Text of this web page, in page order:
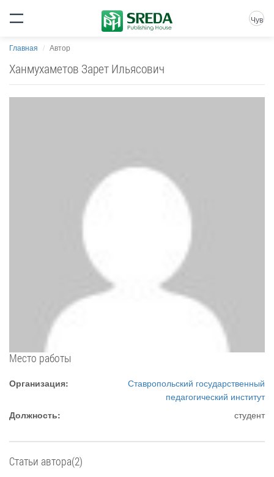
Чув
Главная Автор
Ханмухаметов Зарет Ильясович
Место работы
Организация:
Ставропольский государственный
педагогический институт
Должность:
студент
Статьи автора(2)